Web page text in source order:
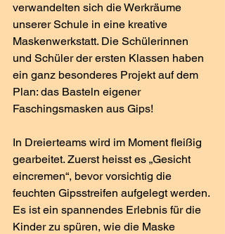
verwandelten sich die Werkräume
unserer Schule in eine kreative
Maskenwerkstatt. Die Schülerinnen
und Schüler der ersten Klassen haben
ein ganz besonderes Projekt auf dem
Plan: das Basteln eigener
Faschingsmasken aus Gips!
​In Dreierteams wird im Moment fleißig
gearbeitet. Zuerst heisst es „Gesicht
eincremen“, bevor vorsichtig die
feuchten Gipsstreifen aufgelegt werden.
Es ist ein spannendes Erlebnis für die
Kinder zu spüren, wie die Maske